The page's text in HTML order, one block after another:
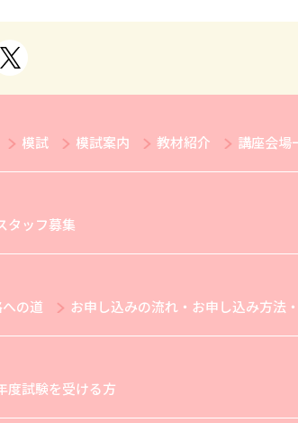
模試 模試案内 教材紹介 講座会場
タッフ募集
の道
お申し込みの流れ・お申し込み方法
度試験を受ける方